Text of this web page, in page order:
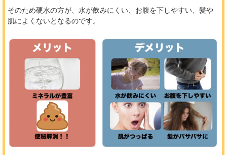
そのため硬水の方が、水が飲みにくい、お腹を下しやすい、髪や
肌によくないとなるのです。